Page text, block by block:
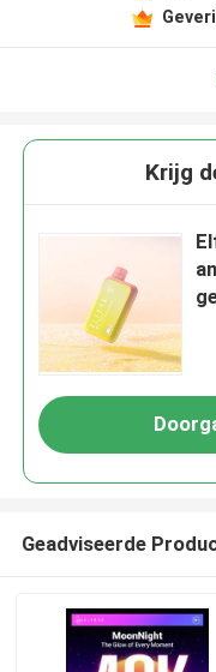
Krijg
Geadviseerde